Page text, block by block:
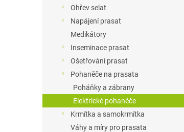
Ohřev selat
Napájení prasat
Medikátory
Inseminace prasat
Ošetřování prasat
Pohaněče na prasata
Poháňky a zábrany
Elektrické pohaněče
Krmítka a samokrmítka
Váhy a míry pro prasata